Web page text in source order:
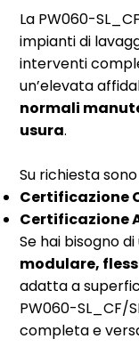
La PW060-
impianti di
interventi
un’elevata
normali
usura.
Su richiesta
Certificazione
Certificazione
Se hai bisogno
modulare,
adatta a
PW060-SL_CF/
completa e